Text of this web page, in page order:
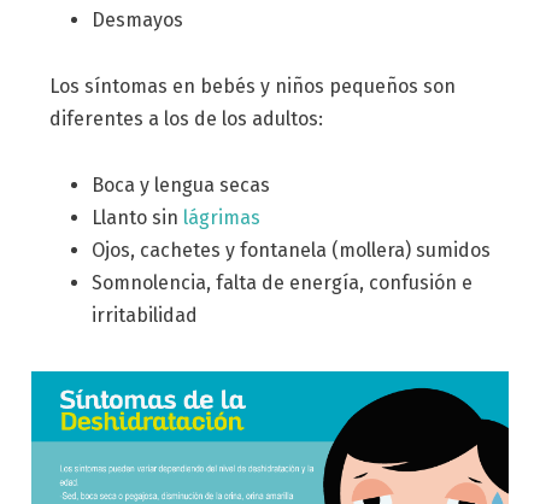
Desmayos
Los síntomas en bebés y niños pequeños son
diferentes a los de los adultos:
Boca y lengua secas
Llanto sin lágrimas
Ojos, cachetes y fontanela (mollera) sumidos
Somnolencia, falta de energía, confusión e
irritabilidad